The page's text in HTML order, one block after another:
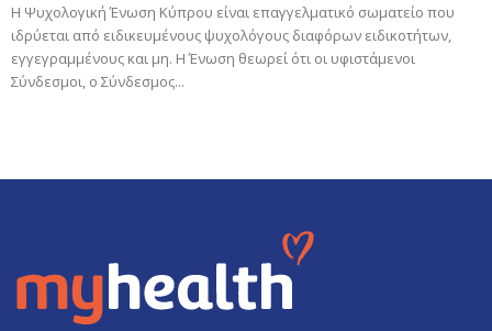
Η Ψυχολογική Ένωση Κύπρου είναι επαγγελματικό σωματείο που
ιδρύεται από ειδικευμένους ψυχολόγους διαφόρων ειδικοτήτων,
εγγεγραμμένους και μη. Η Ένωση θεωρεί ότι οι υφιστάμενοι
Σύνδεσμοι, ο Σύνδεσμος...